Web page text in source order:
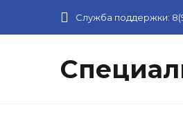
Служба поддержки: